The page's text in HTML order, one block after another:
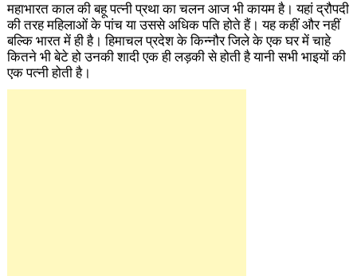
महाभारत काल की बहू पत्नी प्रथा का चलन आज भी कायम है। यहां द्रौपदी
की तरह महिलाओं के पांच या उससे अधिक पति होते हैं। यह कहीं और नहीं
बल्कि भारत में ही है। हिमाचल प्रदेश के किन्नौर जिले के एक घर में चाहे
कितने भी बेटे हो उनकी शादी एक ही लड़की से होती है यानी सभी भाइयों की
एक पत्नी होती है।